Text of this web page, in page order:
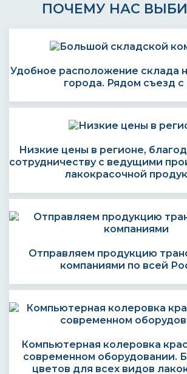
ПОЧЕМУ НАС
Удобное расположение склада
города. Рядом съезд
Низкие цены в регионе,
сотрудничеству с ведущими
лакокрасочной
Отправляем продукцию
компаниями по всей
Компьютерная колеровка
современном оборудовании.
цветов для всех видов